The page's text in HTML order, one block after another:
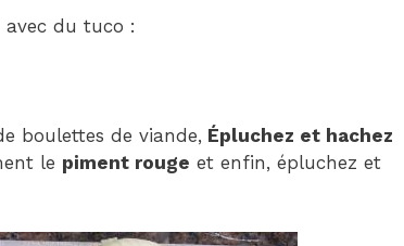
avec du tuco :
boulettes de viande, Épluchez et hachez
le piment rouge et enfin, épluchez et